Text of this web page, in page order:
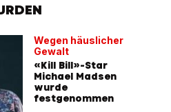
Wegen häuslicher
Gewalt
«Kill Bill»-Star
Michael Madsen
wurde
festgenommen